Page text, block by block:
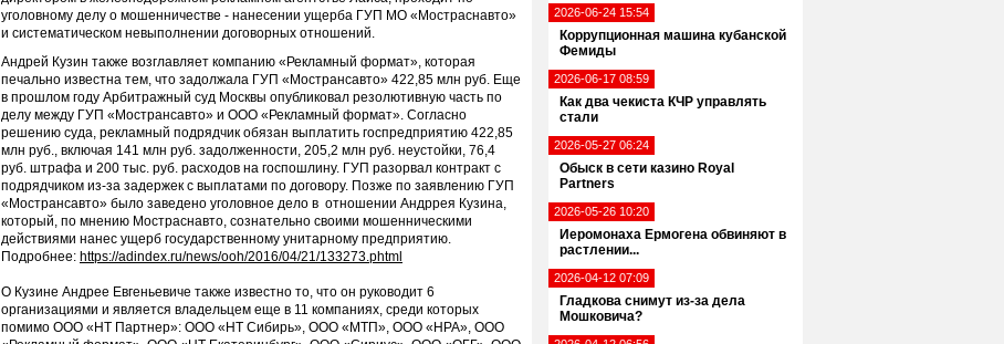
2026-06-24 15:54
Коррупционная машина кубанской
Фемиды
2026-06-17 08:59
Как два чекиста КЧР управлять
стали
2026-05-27 06:24
Обыск в сети казино Royal
Partners
2026-05-26 10:20
Иеромонаха Ермогена обвиняют в
растлении...
2026-04-12 07:09
Гладкова снимут из-за дела
Мошковича?
уголовному делу о мошенничестве - нанесении ущерба ГУП МО «Мостраснавто»
и систематическом невыполнении договорных отношений.
Андрей Кузин также возглавляет компанию «Рекламный формат», которая
печально известна тем, что задолжала ГУП «Мострансавто» 422,85 млн руб. Еще
в прошлом году Арбитражный суд Москвы опубликовал резолютивную часть по
делу между ГУП «Мострансавто» и ООО «Рекламный формат». Согласно
решению суда, рекламный подрядчик обязан выплатить госпредприятию 422,85
млн руб., включая 141 млн руб. задолженности, 205,2 млн руб. неустойки, 76,4
руб. штрафа и 200 тыс. руб. расходов на госпошлину. ГУП разорвал контракт с
подрядчиком из-за задержек с выплатами по договору. Позже по заявлению ГУП
«Мострансавто» было заведено уголовное дело в отношении Андррея Кузина,
который, по мнению Мостраснавто, сознательно своими мошенническими
действиями нанес ущерб государственному унитарному предприятию.
Подробнее: https://adindex.ru/news/ooh/2016/04/21/133273.phtml
О Кузине Андрее Евгеньевиче также известно то, что он руководит 6
организациями и является владельцем еще в 11 компаниях, среди которых
помимо ООО «НТ Партнер»: ООО «НТ Сибирь», ООО «МТП», ООО «НРА», ООО